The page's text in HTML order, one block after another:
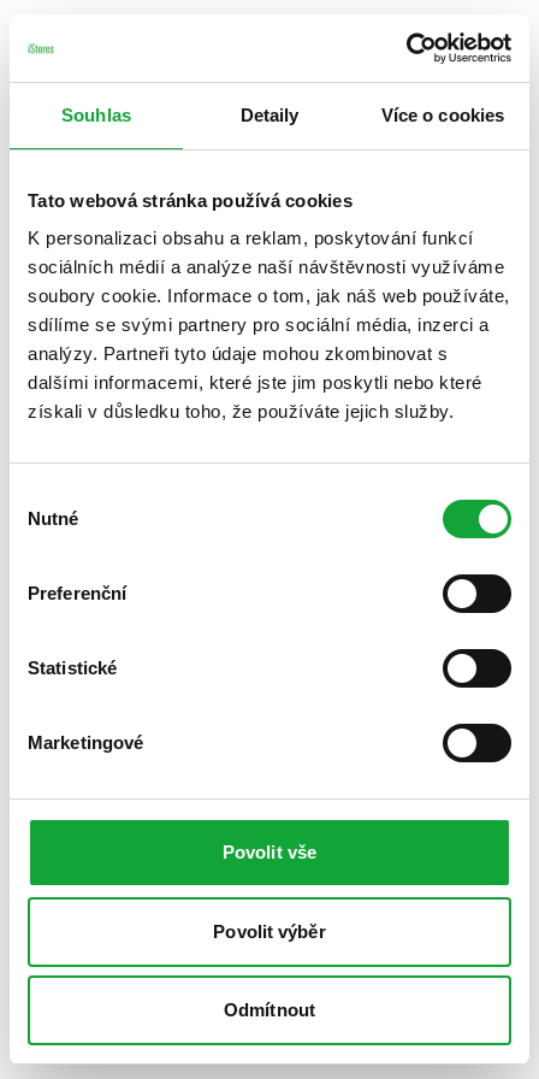
Souhlas Detaily Více o cookies
Tato webová stránka používá cookies
K personalizaci obsahu a reklam, poskytování funkcí
sociálních médií a analýze naší návštěvnosti využíváme
soubory cookie. Informace o tom, jak náš web používáte,
sdílíme se svými partnery pro sociální média, inzerci a
analýzy. Partneři tyto údaje mohou zkombinovat s
dalšími informacemi, které jste jim poskytli nebo které
získali v důsledku toho, že používáte jejich služby.
souhlasu
Nutné
Preferenční
Statistické
Marketingové
Povolit vše
Povolit výběr
Odmítnout